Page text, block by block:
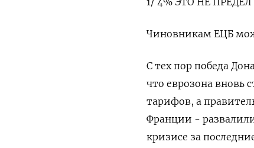
Чиновникам ЕЦБ
С тех пор победа
что еврозона вновь
тарифов, а
Франции -
кризисе за